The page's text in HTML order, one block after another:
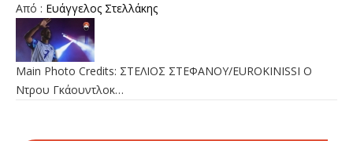
Από : Ευάγγελος Στελλάκης
Main Photo Credits: ΣΤΕΛΙΟΣ ΣΤΕΦΑΝΟΥ/EUROKINISSI Ο
Ντρου Γκάουντλοκ…